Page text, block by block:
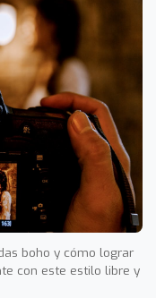
boho y cómo lograr
con este estilo libre y